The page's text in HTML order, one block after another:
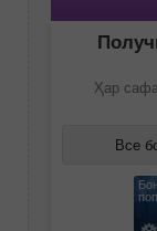
Ҳар
Все